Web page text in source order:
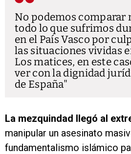
No podemos
todo lo que sufrimos
en el País Vasco por
las situaciones vividas
Los matices, en este
ver con la dignidad
de España
La mezquindad llegó al
manipular un asesinato
fundamentalismo islámico